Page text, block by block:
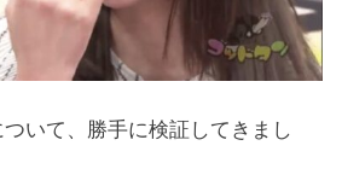
いて、勝手に検証してきまし